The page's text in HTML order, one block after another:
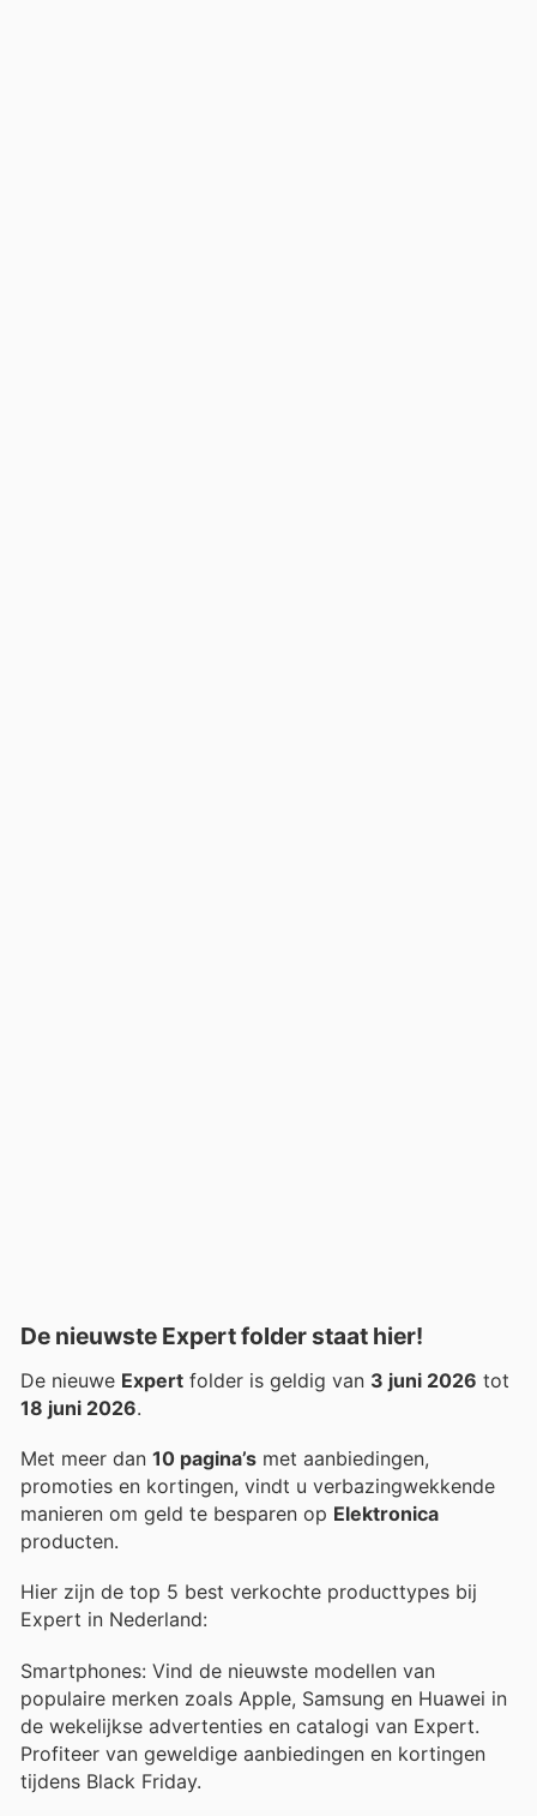
De nieuwste Expert folder staat hier!
De nieuwe Expert folder is geldig van 3 juni 2026 tot
18 juni 2026.
Met meer dan 10 pagina’s met aanbiedingen,
promoties en kortingen, vindt u verbazingwekkende
manieren om geld te besparen op Elektronica
producten.
Hier zijn de top 5 best verkochte producttypes bij
Expert in Nederland:
Smartphones: Vind de nieuwste modellen van
populaire merken zoals Apple, Samsung en Huawei in
de wekelijkse advertenties en catalogi van Expert.
Profiteer van geweldige aanbiedingen en kortingen
tijdens Black Friday.